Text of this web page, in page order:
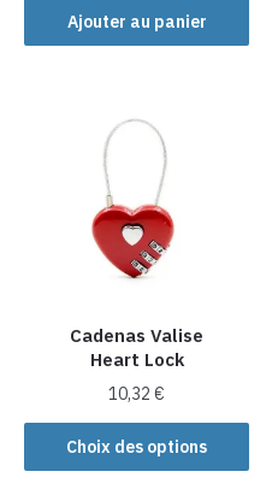
Ajouter au panier
Cadenas Valise
Heart Lock
10,32€
Choix des options
Ce
produit